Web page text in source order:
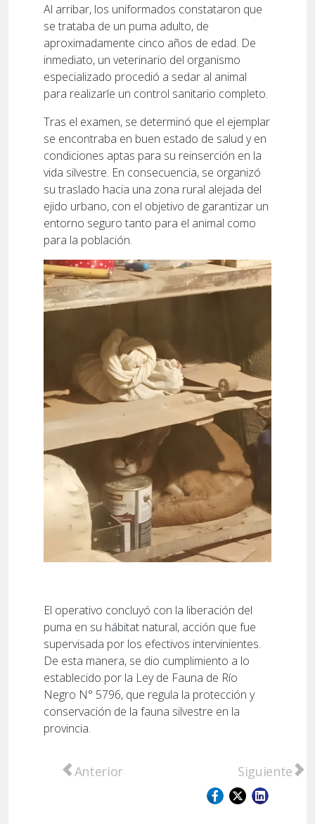
Al arribar, los uniformados constataron que
se trataba de un puma adulto, de
aproximadamente cinco años de edad. De
inmediato, un veterinario del organismo
especializado procedió a sedar al animal
para realizarle un control sanitario completo.
Tras el examen, se determinó que el ejemplar
se encontraba en buen estado de salud y en
condiciones aptas para su reinserción en la
vida silvestre. En consecuencia, se organizó
su traslado hacia una zona rural alejada del
ejido urbano, con el objetivo de garantizar un
entorno seguro tanto para el animal como
para la población.
El operativo concluyó con la liberación del
puma en su hábitat natural, acción que fue
supervisada por los efectivos intervinientes.
De esta manera, se dio cumplimiento a lo
establecido por la Ley de Fauna de Río
Negro N° 5796, que regula la protección y
conservación de la fauna silvestre en la
provincia.
Artículo anterior: La Fuerza está en casa:
Anterior Artículo
Siguiente